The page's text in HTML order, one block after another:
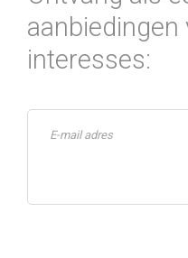
interesses: